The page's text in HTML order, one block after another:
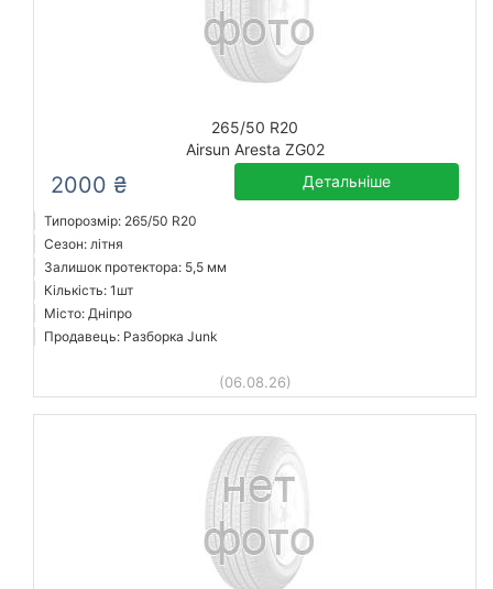
265/50 R20
Airsun Aresta ZG02
2000 ₴ Детальніше
Типорозмір: 265/50 R20
Сезон: літня
Залишок протектора: 5,5 мм
Кількість: 1шт
Місто: Дніпро
Продавець: Разборка Junk
(06.08.26)